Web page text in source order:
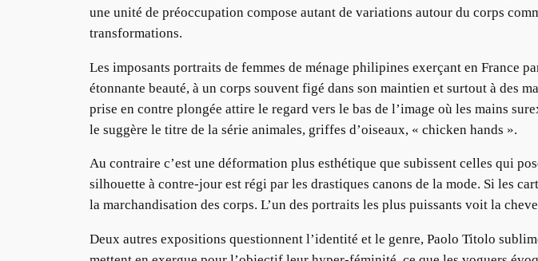
une unité de préoccupation compose autant de variations autour du corps
transformations.
Les imposants portraits de femmes de ménage philipines exerçant en France
étonnante beauté, à un corps souvent figé dans son maintien et surtout à des
prise en contre plongée attire le regard vers le bas de l’image où les mains
le suggère le titre de la série animales, griffes d’oiseaux, « chicken hands ».
Au contraire c’est une déformation plus esthétique que subissent celles qui
silhouette à contre-jour est régi par les drastiques canons de la mode. Si les
la marchandisation des corps. L’un des portraits les plus puissants voit la
Deux autres expositions questionnent l’identité et le genre, Paolo Titolo